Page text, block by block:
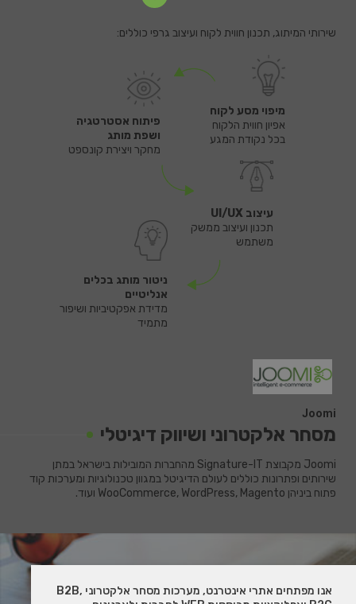
שירותי המיתוג, תכנון חווית לקוח ועיצוב גרפי כוללים:
מיפוי מסע לקוח
אפיון חווית הלקוח
בכל נקודת המגע
פיתוח אסטרטגיה
ושפת מותג
מחקר ויצירת קונספט
עיצוב UI/UX
תכנון ועיצוב ממשק
משתמש
ניטור מותג בכלים
אנליטיים
מדידת אפקטיביות ושיפור
מתמיד
Joomi
מסחר אלקטרוני ושיווק דיגיטלי
Joomi מקבוצת Signature-IT מהחברות המובילות בישראל במתן
שירותים ופתרונות כוללים לעולם הדיגיטל במגוון טכנולוגיות ומערכות קוד
פתוח ביניהן WooCommerce, WordPress, Magento ועוד.
אנו מפתחים אתרי אינטרנט, מערכות מסחר אלקטרוני B2B,